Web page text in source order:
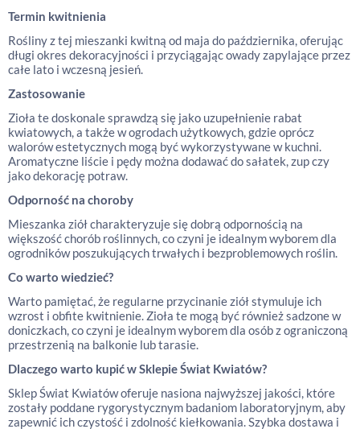
Termin kwitnienia
Rośliny z tej mieszanki kwitną od maja do października, oferując
długi okres dekoracyjności i przyciągając owady zapylające przez
całe lato i wczesną jesień.
Zastosowanie
Zioła te doskonale sprawdzą się jako uzupełnienie rabat
kwiatowych, a także w ogrodach użytkowych, gdzie oprócz
walorów estetycznych mogą być wykorzystywane w kuchni.
Aromatyczne liście i pędy można dodawać do sałatek, zup czy
jako dekorację potraw.
Odporność na choroby
Mieszanka ziół charakteryzuje się dobrą odpornością na
większość chorób roślinnych, co czyni je idealnym wyborem dla
ogrodników poszukujących trwałych i bezproblemowych roślin.
Co warto wiedzieć?
Warto pamiętać, że regularne przycinanie ziół stymuluje ich
wzrost i obfite kwitnienie. Zioła te mogą być również sadzone w
doniczkach, co czyni je idealnym wyborem dla osób z ograniczoną
przestrzenią na balkonie lub tarasie.
Dlaczego warto kupić w Sklepie Świat Kwiatów?
Sklep Świat Kwiatów oferuje nasiona najwyższej jakości, które
zostały poddane rygorystycznym badaniom laboratoryjnym, aby
zapewnić ich czystość i zdolność kiełkowania. Szybka dostawa i